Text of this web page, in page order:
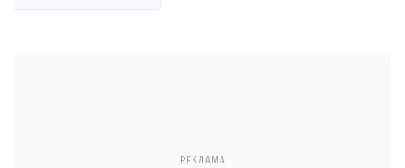
РЕКЛАМА